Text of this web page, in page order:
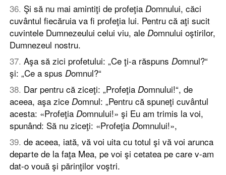
36. Şi să nu mai amintiţi de profeţia Domnului, căci
cuvântul fiecăruia va fi profeţia lui. Pentru că aţi sucit
cuvintele Dumnezeului celui viu, ale Domnului oştirilor,
Dumnezeul nostru.
37. Aşa să zici profetului: „Ce ţi-a răspuns Domnul?“
şi: „Ce a spus Domnul?“
38. Dar pentru că ziceţi: „Profeţia Domnului!“, de
aceea, aşa zice Domnul: „Pentru că spuneţi cuvântul
acesta: «Profeţia Domnului!» şi Eu am trimis la voi,
spunând: Să nu ziceţi: «Profeţia Domnului!»,
39. de aceea, iată, vă voi uita cu totul şi vă voi arunca
departe de la faţa Mea, pe voi şi cetatea pe care v-am
dat-o vouă şi părinţilor voştri.